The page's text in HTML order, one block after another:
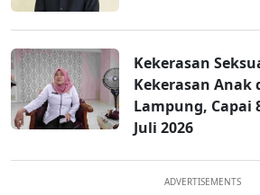
Kekerasan
Kekerasan Anak
Lampung, Capai
Juli 2026
ADVERTISEMENTS